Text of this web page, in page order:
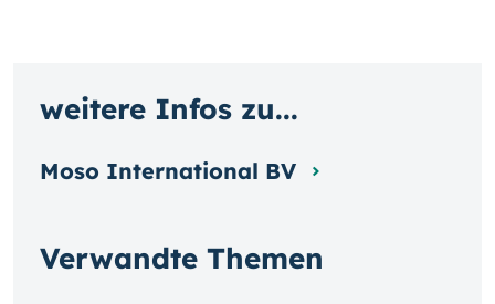
Verwandte Themen
weitere Infos zu...
Moso International BV